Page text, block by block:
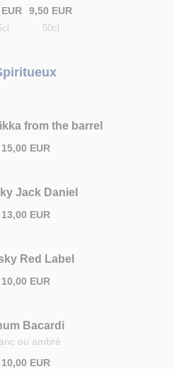
9,50 EUR
50cl
from the barrel
15,00 EUR
Jack Daniel
13,00 EUR
Red Label
10,00 EUR
Bacardi
ou ambré
10,00 EUR